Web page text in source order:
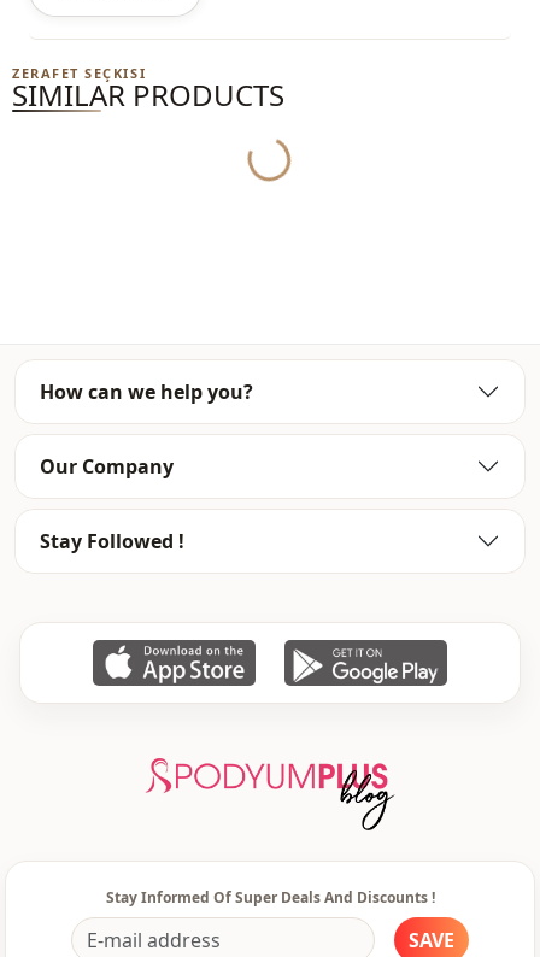
ZERAFET SEÇKISI
SIMILAR PRODUCTS
Yukleniyor...
How can we help you?
Our Company
Stay Followed !
Stay Informed Of Super Deals And Discounts !
SAVE